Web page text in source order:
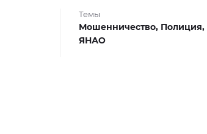
Темы
Мошенничество, Полиция,
ЯНАО